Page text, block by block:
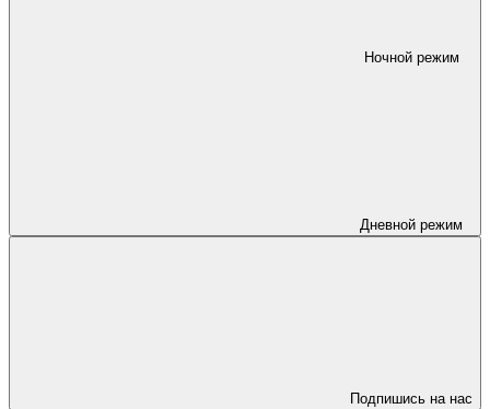
Ночной режим
Дневной режим
Подпишись на нас